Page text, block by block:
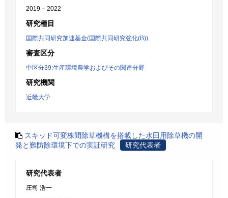
2019 – 2022
研究種目
国際共同研究加速基金(国際共同研究強化(B))
審査区分
中区分39:生産環境農学およびその関連分野
研究機関
近畿大学
スキッド可変株間除草機構を搭載した水田用除草機の開
発と難防除環境下での実証研究
研究代表者
研究代表者
庄司 浩一